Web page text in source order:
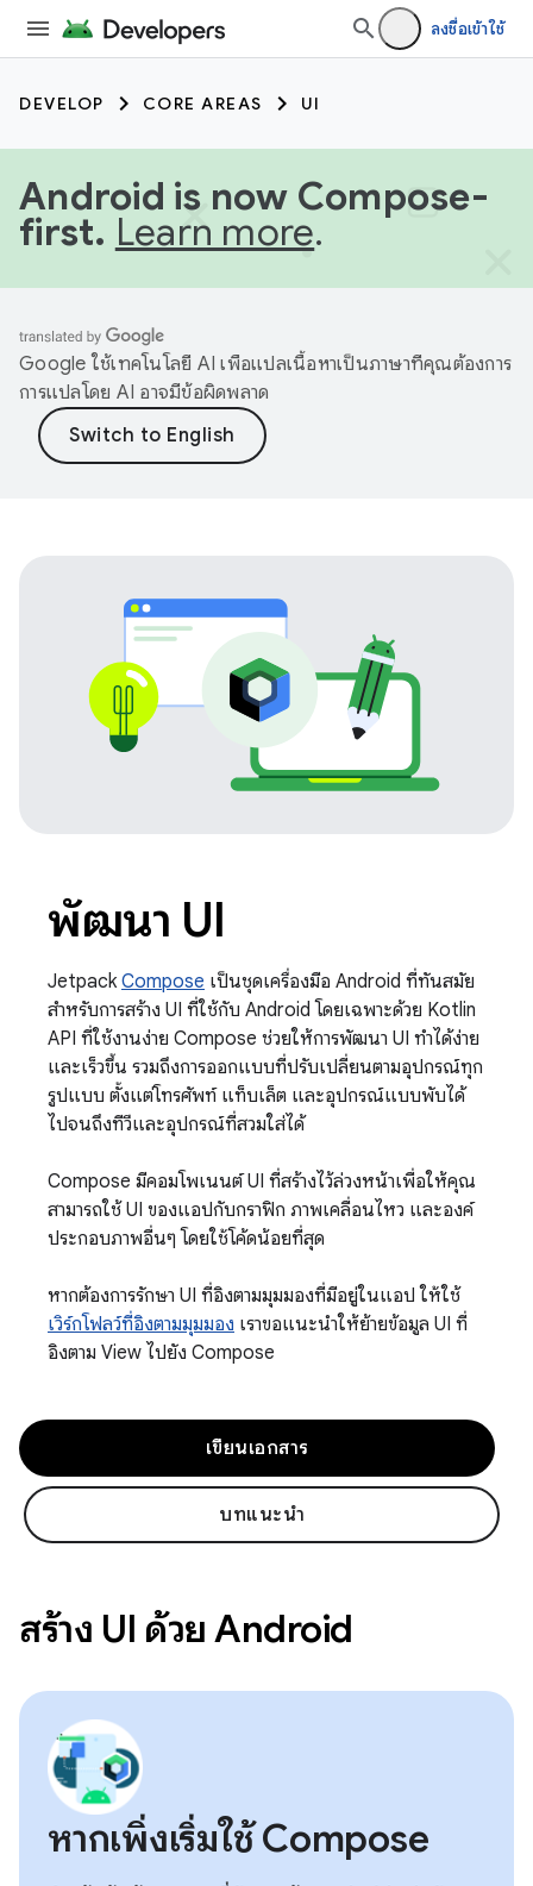
ลงชื่อเข้าใช้
DEVELOP CORE AREAS UI
Android is now Compose-
first. Learn more.
Google ใช้เทคโนโลยี AI เพื่อแปลเนื้อหาเป็นภาษาที่คุณต้องการ
การแปลโดย AI อาจมีข้อผิดพลาด
พัฒนา UI
Jetpack Compose เป็นชุดเครื่องมือ Android ที่ทันสมัย
สำหรับการสร้าง UI ที่ใช้กับ Android โดยเฉพาะด้วย Kotlin
API ที่ใช้งานง่าย Compose ช่วยให้การพัฒนา UI ทำได้ง่าย
และเร็วขึ้น รวมถึงการออกแบบที่ปรับเปลี่ยนตามอุปกรณ์ทุก
รูปแบบ ตั้งแต่โทรศัพท์ แท็บเล็ต และอุปกรณ์แบบพับได้
ไปจนถึงทีวีและอุปกรณ์ที่สวมใส่ได้
Compose มีคอมโพเนนต์ UI ที่สร้างไว้ล่วงหน้าเพื่อให้คุณ
สามารถใช้ UI ของแอปกับกราฟิก ภาพเคลื่อนไหว และองค์
ประกอบภาพอื่นๆ โดยใช้โค้ดน้อยที่สุด
หากต้องการรักษา UI ที่อิงตามมุมมองที่มีอยู่ในแอป ให้ใช้
เวิร์กโฟลว์ที่อิงตามมุมมอง เราขอแนะนำให้ย้ายข้อมูล UI ที่
อิงตาม View ไปยัง Compose
เขียนเอกสาร
บทแนะนำ
สร้าง UI ด้วย Android
หากเพิ่งเริ่มใช้ Compose